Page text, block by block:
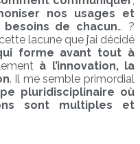
nos usages et
de chacun… ?
lacune que j’ai décidé
forme avant tout à
à l’innovation, la
. Il me semble primordial
pluridisciplinaire où
sont multiples et